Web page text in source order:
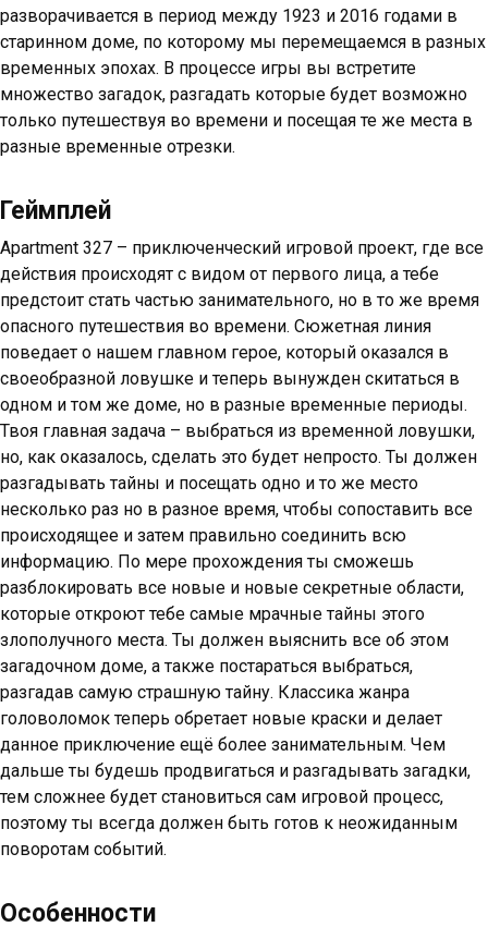
разворачивается в период между 1923 и 2016 годами в
старинном доме, по которому мы перемещаемся в разных
временных эпохах. В процессе игры вы встретите
множество загадок, разгадать которые будет возможно
только путешествуя во времени и посещая те же места в
разные временные отрезки.
Геймплей
Apartment 327 – приключенческий игровой проект, где все
действия происходят с видом от первого лица, а тебе
предстоит стать частью занимательного, но в то же время
опасного путешествия во времени. Сюжетная линия
поведает о нашем главном герое, который оказался в
своеобразной ловушке и теперь вынужден скитаться в
одном и том же доме, но в разные временные периоды.
Твоя главная задача – выбраться из временной ловушки,
но, как оказалось, сделать это будет непросто. Ты должен
разгадывать тайны и посещать одно и то же место
несколько раз но в разное время, чтобы сопоставить все
происходящее и затем правильно соединить всю
информацию. По мере прохождения ты сможешь
разблокировать все новые и новые секретные области,
которые откроют тебе самые мрачные тайны этого
злополучного места. Ты должен выяснить все об этом
загадочном доме, а также постараться выбраться,
разгадав самую страшную тайну. Классика жанра
головоломок теперь обретает новые краски и делает
данное приключение ещё более занимательным. Чем
дальше ты будешь продвигаться и разгадывать загадки,
тем сложнее будет становиться сам игровой процесс,
поэтому ты всегда должен быть готов к неожиданным
поворотам событий.
Особенности